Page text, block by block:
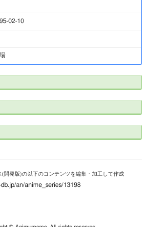
02-10
(開発版)の以下のコンテンツを編集・加工して作成
an/anime_series/13198